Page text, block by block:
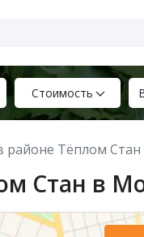
Стоимость
районе Тёплом Стан
Стан в